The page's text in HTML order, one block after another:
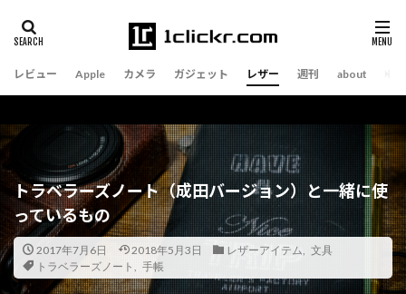
レビュー Apple カメラ ガジェット レザー 週刊 about
トラベラーズノート（成田バージョン）と一緒に使
っているもの
2017年7月6日 2018年5月3日 レザーアイテム
文具
トラベラーズノート
手帳